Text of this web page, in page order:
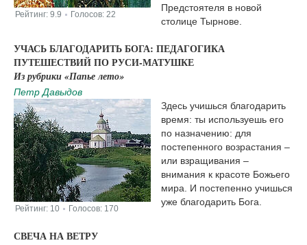
Рейтинг: 9.9 | Голосов: 22
Предстоятеля в новой
столице Тырнове.
УЧАСЬ БЛАГОДАРИТЬ БОГА: ПЕДАГОГИКА
ПУТЕШЕСТВИЙ ПО РУСИ-МАТУШКЕ
Из рубрики «Папье лето»
Петр Давыдов
Рейтинг: 10 | Голосов: 170
Здесь учишься благодарить
время: ты используешь его
по назначению: для
постепенного возрастания –
или взращивания –
внимания к красоте Божьего
мира. И постепенно учишься
уже благодарить Бога.
СВЕЧА НА ВЕТРУ